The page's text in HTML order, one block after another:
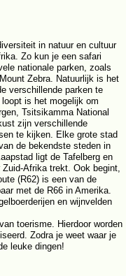
in natuur en cultuur
Zo kun je een safari
nationale parken, zoals
Zebra. Natuurlijk is het
verschillende parken te
is het mogelijk om
Tsitsikamma National
zijn verschillende
te kijken. Elke grote stad
de bekendste steden in
ligt de Tafelberg en
Afrika trekt. Ook begint,
(R62) is een van de
met de R66 in Amerika.
en wijnvelden
toerisme. Hierdoor worden
Zodra je weet waar je
leuke dingen!